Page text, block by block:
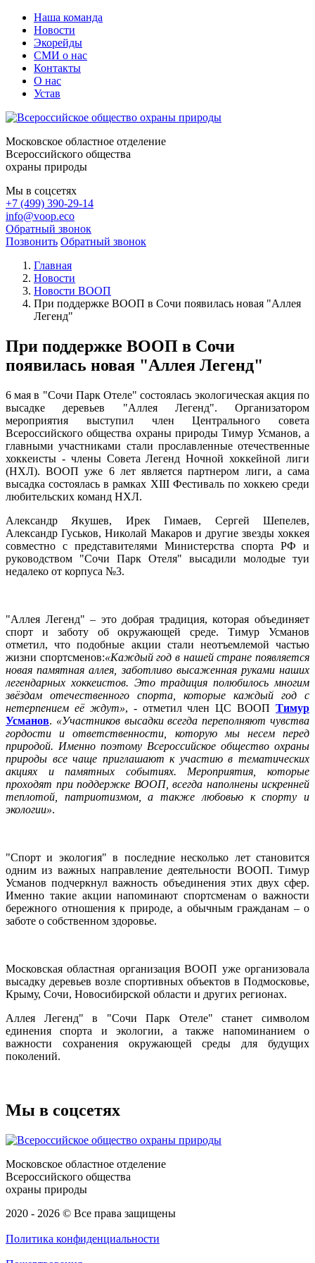
Наша команда
Новости
Экорейды
СМИ о нас
Контакты
О нас
Устав
Московское областное отделение
Всероссийского общества
охраны природы
Мы в соцсетях
+7 (499) 390-29-14
info@voop.eco
Обратный звонок
Позвонить Обратный звонок
Главная
Новости
Новости ВООП
При поддержке ВООП в Сочи появилась новая "Аллея
Легенд"
При поддержке ВООП в Сочи
появилась новая "Аллея Легенд"
6 мая в "Сочи Парк Отеле" состоялась экологическая акция по
высадке деревьев "Аллея Легенд". Организатором
мероприятия выступил член Центрального совета
Всероссийского общества охраны природы Тимур Усманов, а
главными участниками стали прославленные отечественные
хоккеисты - члены Совета Легенд Ночной хоккейной лиги
(НХЛ). ВООП уже 6 лет является партнером лиги, а сама
высадка состоялась в рамках XIII Фестиваль по хоккею среди
любительских команд НХЛ.
Александр Якушев, Ирек Гимаев, Сергей Шепелев,
Александр Гуськов, Николай Макаров и другие звезды хоккея
совместно с представителями Министерства спорта РФ и
руководством "Сочи Парк Отеля" высадили молодые туи
недалеко от корпуса №3.
"Аллея Легенд" – это добрая традиция, которая объединяет
спорт и заботу об окружающей среде. Тимур Усманов
отметил, что подобные акции стали неотъемлемой частью
жизни спортсменов:«Каждый год в нашей стране появляется
новая памятная аллея, заботливо высаженная руками наших
легендарных хоккеистов. Это традиция полюбилось многим
звёздам отечественного спорта, которые каждый год с
нетерпением её ждут», - отметил член ЦС ВООП Тимур
Усманов. «Участников высадки всегда переполняют чувства
гордости и ответственности, которую мы несем перед
природой. Именно поэтому Всероссийское общество охраны
природы все чаще приглашают к участию в тематических
акциях и памятных событиях. Мероприятия, которые
проходят при поддержке ВООП, всегда наполнены искренней
теплотой, патриотизмом, а также любовью к спорту и
экологии».
"Спорт и экология" в последние несколько лет становится
одним из важных направление деятельности ВООП. Тимур
Усманов подчеркнул важность объединения этих двух сфер.
Именно такие акции напоминают спортсменам о важности
бережного отношения к природе, а обычным гражданам – о
заботе о собственном здоровье.
Московская областная организация ВООП уже организовала
высадку деревьев возле спортивных объектов в Подмосковье,
Крыму, Сочи, Новосибирской области и других регионах.
Аллея Легенд" в "Сочи Парк Отеле" станет символом
единения спорта и экологии, а также напоминанием о
важности сохранения окружающей среды для будущих
поколений.
Мы в соцсетях
Московское областное отделение
Всероссийского общества
охраны природы
2020 - 2026 © Все права защищены
Политика конфиденциальности